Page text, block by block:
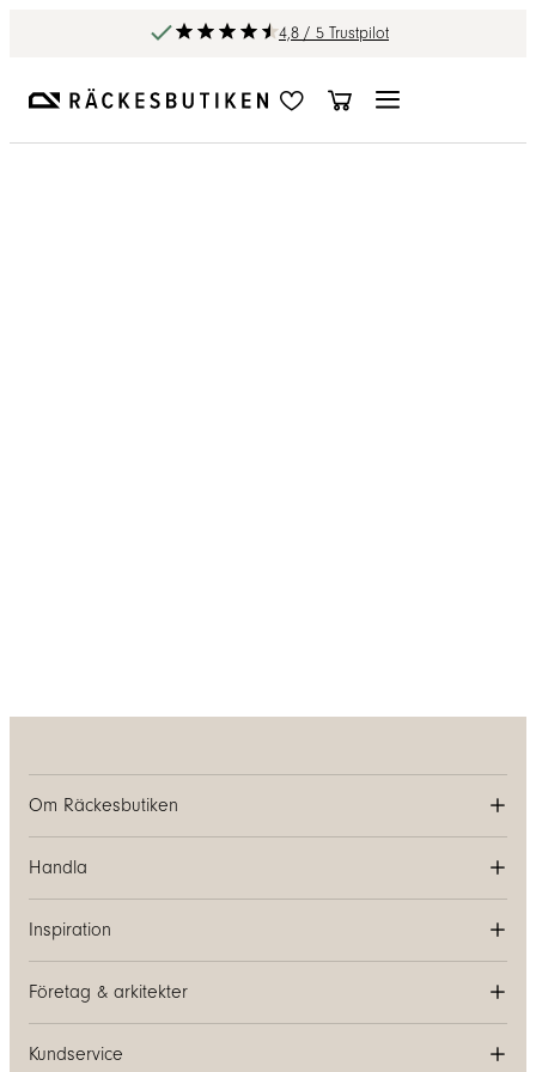
4,8 / 5 Trustpilot
Om Räckesbutiken
Handla
Inspiration
Företag & arkitekter
Kundservice